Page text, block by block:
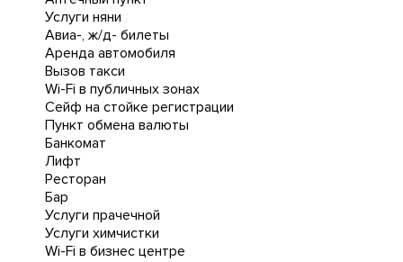
Услуги няни
Авиа-, ж/д- билеты
Аренда автомобиля
Вызов такси
Wi-Fi в публичных зонах
Сейф на стойке регистрации
Пункт обмена валюты
Банкомат
Лифт
Ресторан
Бар
Услуги прачечной
Услуги химчистки
Wi-Fi в бизнес центре